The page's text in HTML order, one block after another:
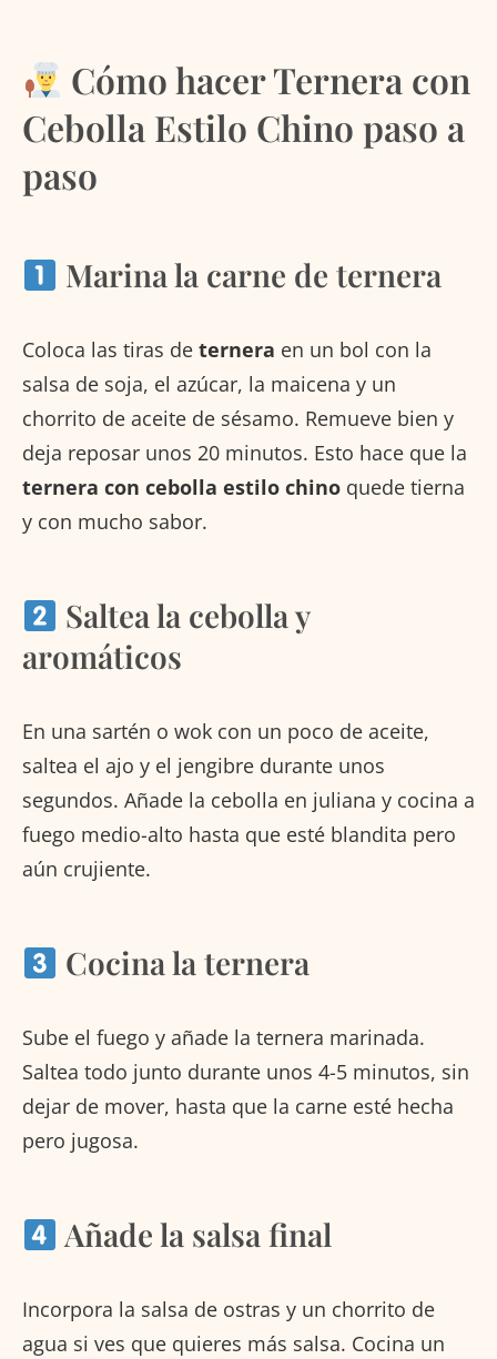
Cómo hacer Ternera con
Cebolla Estilo Chino paso a
paso
Marina la carne de ternera
Coloca las tiras de ternera en un bol con la
salsa de soja, el azúcar, la maicena y un
chorrito de aceite de sésamo. Remueve bien y
deja reposar unos 20 minutos. Esto hace que la
ternera con cebolla estilo chino quede tierna
y con mucho sabor.
Saltea la cebolla y
aromáticos
En una sartén o wok con un poco de aceite,
saltea el ajo y el jengibre durante unos
segundos. Añade la cebolla en juliana y cocina a
fuego medio-alto hasta que esté blandita pero
aún crujiente.
Cocina la ternera
Sube el fuego y añade la ternera marinada.
Saltea todo junto durante unos 4-5 minutos, sin
dejar de mover, hasta que la carne esté hecha
pero jugosa.
Añade la salsa final
Incorpora la salsa de ostras y un chorrito de
agua si ves que quieres más salsa. Cocina un